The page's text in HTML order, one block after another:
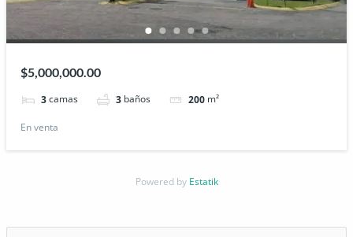
$5,000,000.00
3camas 3baños 200m²
En venta
Powered by Estatik